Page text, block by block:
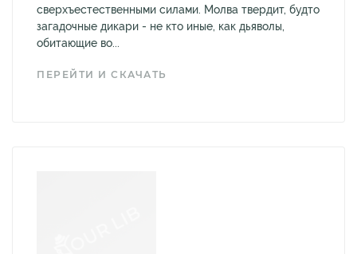
сверхъестественными силами. Молва твердит, будто
загадочные дикари - не кто иные, как дьяволы,
обитающие во...
ПЕРЕЙТИ И СКАЧАТЬ